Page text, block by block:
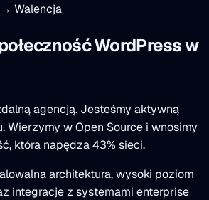
→ Walencja
WordPress w
agencją. Jesteśmy aktywną
Wierzymy w Open Source i wnosimy
która napędza 43% sieci.
architektura, wysoki poziom
integracje z systemami enterprise